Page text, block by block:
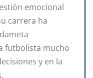
emocional
carrera ha
futbolista mucho
y en la